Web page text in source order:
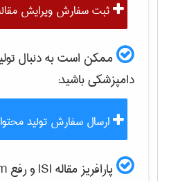
ثبت سفارش ویرایش
ممکن است به دنبال
دامپزشكیباشید:
ارسال سفارش تولید محتوا
پارافریز مقاله ISI و رفع plagiarism